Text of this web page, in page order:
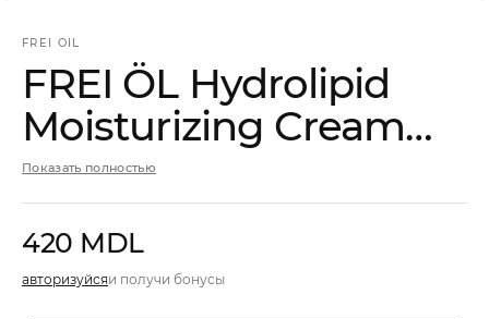
Бренды
Новости
Акции
FREI OIL
FREI ÖL Hydrolipid
Moisturizing Cream
Gold Увлажняющий
крем
Показать полностью
420 MDL
авторизуйсяи получи бонусы